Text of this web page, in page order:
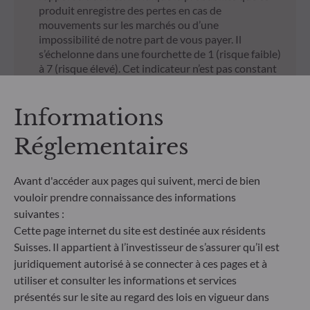
produit enregistre des pertes en cas de
mouvements sur les marchés ou d’une
impossibilité de notre part de vous payer. Il
s’échelonne dans une fourchette de 1 (risque faible)
à 7 (risque élevé). Cet indicateur n’est pas constant
risque. Les données historiques, telles que celles
utilisées pour calculer le SRI, pourraient ne pas
constituer une indication fiable du profil de risque
futur du Fonds. L’atteinte des objectifs de gestion
** Le règlement européen sur la publication
d’informations en matière de durabilité dans le
secteur des services financiers (SFDR) est un
ensemble de règles européennes visant à rendre le
profil de durabilité des fonds transparent, plus
comparable et davantage compréhensible par les
investisseurs finaux. Article 6 : L’équipe de gestion
Informations
Réglementaires
Avant d'accéder aux pages qui suivent, merci de bien
vouloir prendre connaissance des informations
suivantes :
Cette page internet du site est destinée aux résidents
Suisses. Il appartient à l’investisseur de s’assurer qu’il est
juridiquement autorisé à se connecter à ces pages et à
utiliser et consulter les informations et services
présentés sur le site au regard des lois en vigueur dans